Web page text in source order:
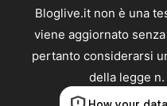
Bloglive.it non è una
viene aggiornato
pertanto considerarsi
della legge n.